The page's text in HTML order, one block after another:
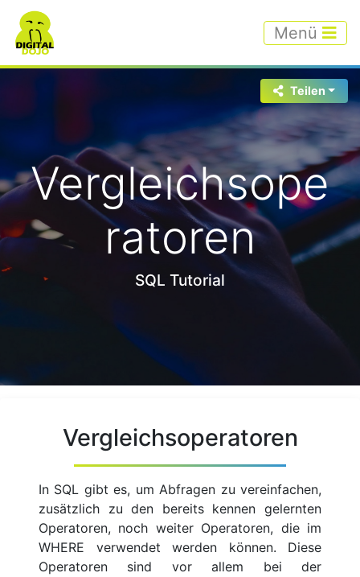
Menü
Teilen
Vergleichsope
ratoren
SQL Tutorial
Vergleichsoperatoren
In SQL gibt es, um Abfragen zu vereinfachen,
zusätzlich zu den bereits kennen gelernten
Operatoren, noch weiter Operatoren, die im
WHERE verwendet werden können. Diese
Operatoren sind vor allem bei der